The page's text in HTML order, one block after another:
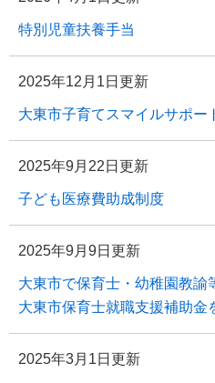
特別児童扶養手当
2025年12月1日更新
大東市子育てスマイルサポー
2025年9月22日更新
子ども医療費助成制度
2025年9月9日更新
大東市で保育士・幼稚園教諭
大東市保育士就職支援補助金
2025年3月1日更新